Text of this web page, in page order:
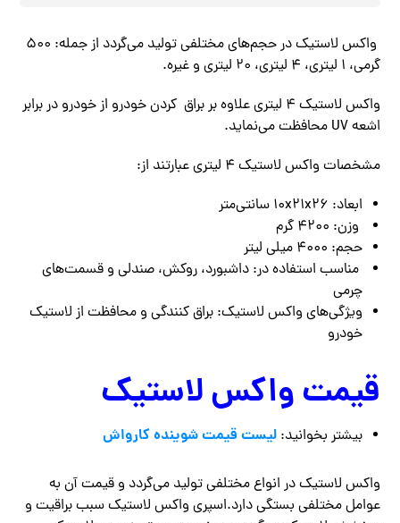
واکس لاستیک در حجم‌های مختلفی تولید می‌گردد از جمله: ۵۰۰
گرمی، ۱ لیتری، ۴ لیتری، ۲۰ لیتری و غیره.
واکس لاستیک ۴ لیتری علاوه بر براق کردن خودرو از خودرو در برابر
اشعه UV محافظت می‌نماید.
مشخصات واکس لاستیک ۴ لیتری عبارتند از:
ابعاد: ۱۰x۲۱x۲۶ سانتی‌متر
وزن: ۴۲۰۰ گرم
حجم: 4000 میلی لیتر
مناسب استفاده در: داشبورد، روکش، صندلی و قسمت‌های
چرمی
ویژگی‌های واکس لاستیک: براق کنندگی و محافظت از لاستیک
خودرو
قیمت واکس لاستیک
بیشتر بخوانید:لیست قیمت شوینده کارواش
واکس لاستیک در انواع مختلفی تولید می‌گردد و قیمت آن به
عوامل مختلفی بستگی دارد.اسپری واکس لاستیک سبب براقیت و